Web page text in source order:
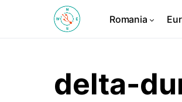
Romania
delta-